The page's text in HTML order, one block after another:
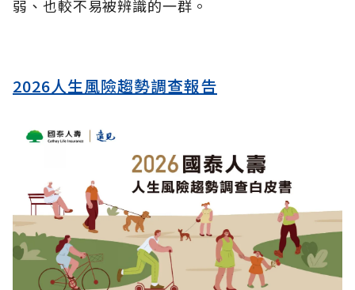
弱、也較不易被辨識的一群。
2026人生風險趨勢調查報告